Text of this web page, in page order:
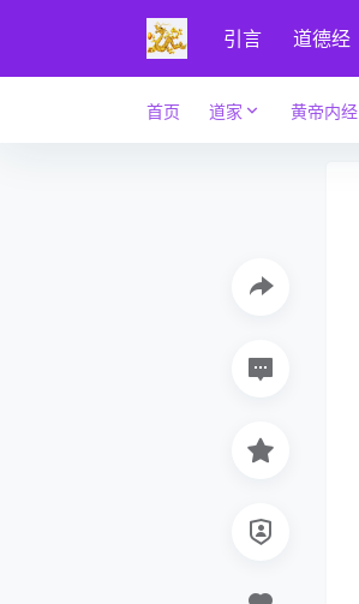
引言 道德经
首页 道家 黄帝内经